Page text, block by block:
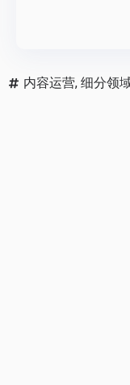
内容运营, 细分领